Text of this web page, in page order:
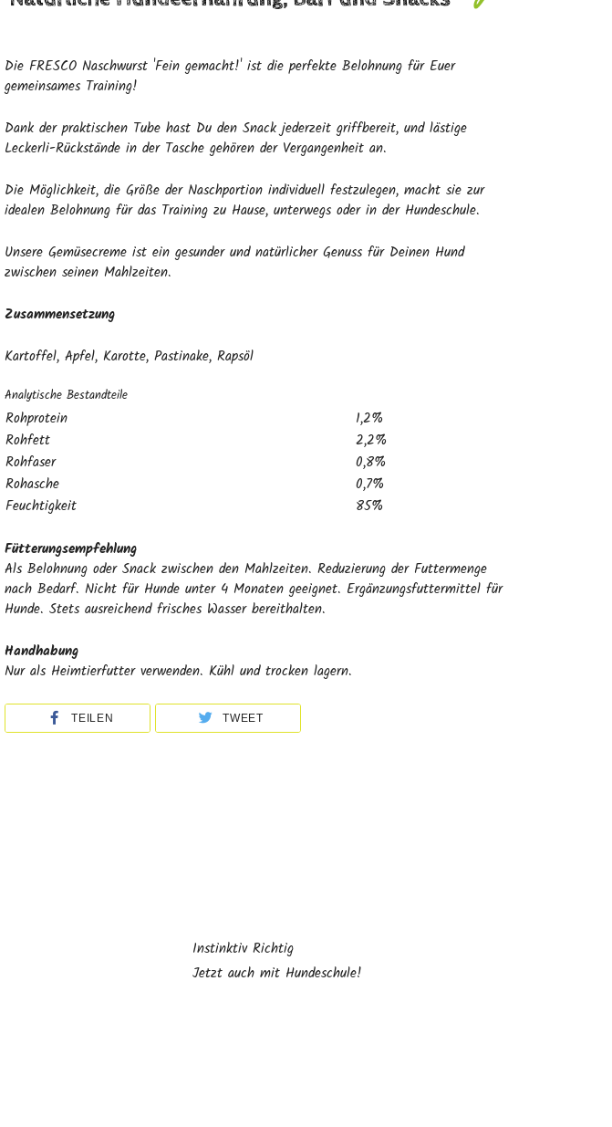
Die FRESCO Naschwurst 'Fein gemacht!' ist die perfekte Belohnung für Euer
gemeinsames Training!
Dank der praktischen Tube hast Du den Snack jederzeit griffbereit, und lästige
Leckerli-Rückstände in der Tasche gehören der Vergangenheit an.
Die Möglichkeit, die Größe der Naschportion individuell festzulegen, macht sie zur
idealen Belohnung für das Training zu Hause, unterwegs oder in der Hundeschule.
Unsere Gemüsecreme ist ein gesunder und natürlicher Genuss für Deinen Hund
zwischen seinen Mahlzeiten.
Zusammensetzung
Kartoffel, Apfel, Karotte, Pastinake, Rapsöl
Analytische Bestandteile
Rohprotein
1,2%
Rohfett
2,2%
Rohfaser
0,8%
Rohasche
0,7%
Feuchtigkeit
85%
Fütterungsempfehlung
Als Belohnung oder Snack zwischen den Mahlzeiten. Reduzierung der Futtermenge
nach Bedarf. Nicht für Hunde unter 4 Monaten geeignet. Ergänzungsfuttermittel für
Hunde. Stets ausreichend frisches Wasser bereithalten.
Handhabung
Nur als Heimtierfutter verwenden. Kühl und trocken lagern.
TEILEN TWEET
Instinktiv Richtig
Jetzt auch mit Hundeschule!